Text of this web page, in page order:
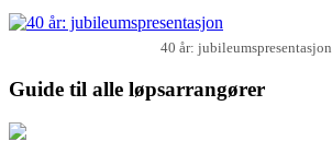
40 år: jubileumspresentasjon
Guide til alle løpsarrangører